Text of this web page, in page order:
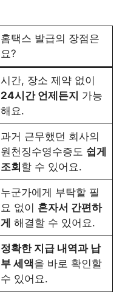
홈택스 발급의 장점은
요?
시간, 장소 제약 없이
24시간 언제든지 가능
해요.
과거 근무했던 회사의
원천징수영수증도 쉽게
조회 할 수 있어요.
누군가에게 부탁할 필
요 없이 혼자서 간편하
게 해결할 수 있어요.
정확한 지급 내역과 납
부 세액을 바로 확인할
수 있어요.